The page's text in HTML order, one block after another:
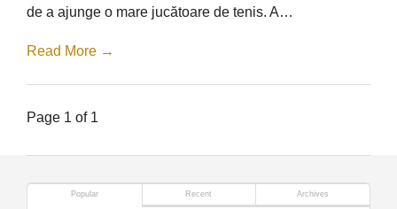
de a ajunge o mare jucătoare de tenis. A…
Read More →
Page 1 of 1
Popular Recent Archives